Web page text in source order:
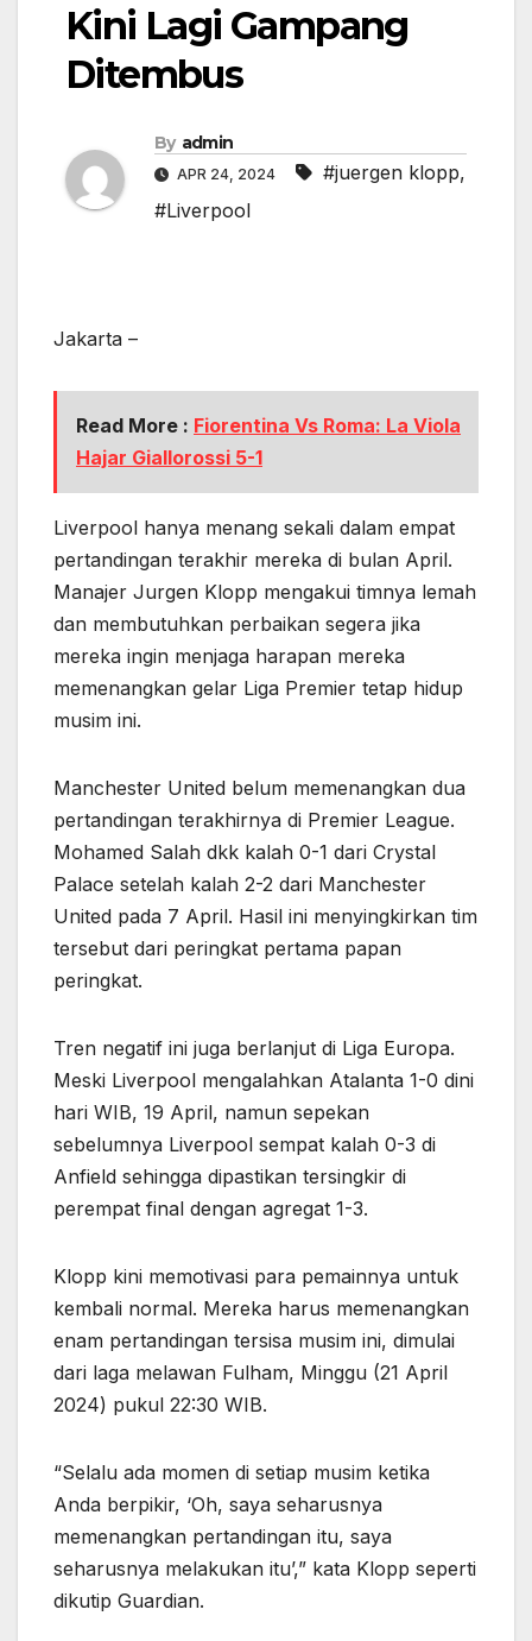
Kini Lagi Gampang
Ditembus
By admin
APR 24, 2024 #juergen klopp,
#Liverpool
Jakarta –
Read More : Fiorentina Vs Roma: La Viola
Hajar Giallorossi 5-1
Liverpool hanya menang sekali dalam empat
pertandingan terakhir mereka di bulan April.
Manajer Jurgen Klopp mengakui timnya lemah
dan membutuhkan perbaikan segera jika
mereka ingin menjaga harapan mereka
memenangkan gelar Liga Premier tetap hidup
musim ini.
Manchester United belum memenangkan dua
pertandingan terakhirnya di Premier League.
Mohamed Salah dkk kalah 0-1 dari Crystal
Palace setelah kalah 2-2 dari Manchester
United pada 7 April. Hasil ini menyingkirkan tim
tersebut dari peringkat pertama papan
peringkat.
Tren negatif ini juga berlanjut di Liga Europa.
Meski Liverpool mengalahkan Atalanta 1-0 dini
hari WIB, 19 April, namun sepekan
sebelumnya Liverpool sempat kalah 0-3 di
Anfield sehingga dipastikan tersingkir di
perempat final dengan agregat 1-3.
Klopp kini memotivasi para pemainnya untuk
kembali normal. Mereka harus memenangkan
enam pertandingan tersisa musim ini, dimulai
dari laga melawan Fulham, Minggu (21 April
2024) pukul 22:30 WIB.
“Selalu ada momen di setiap musim ketika
Anda berpikir, ‘Oh, saya seharusnya
memenangkan pertandingan itu, saya
seharusnya melakukan itu’,” kata Klopp seperti
dikutip Guardian.